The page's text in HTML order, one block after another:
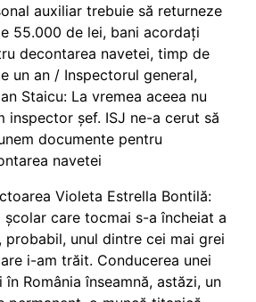
auxiliar trebuie să returneze
55.000 de lei, bani acordați
decontarea navetei, timp de
un an / Inspectorul general,
Staicu: La vremea aceea nu
inspector șef. ISJ ne-a cerut să
documente pentru
navetei
Violeta Estrella Bontilă:
școlar care tocmai s-a încheiat a
probabil, unul dintre cei mai grei
i-am trăit. Conducerea unei
în România înseamnă, astăzi, un